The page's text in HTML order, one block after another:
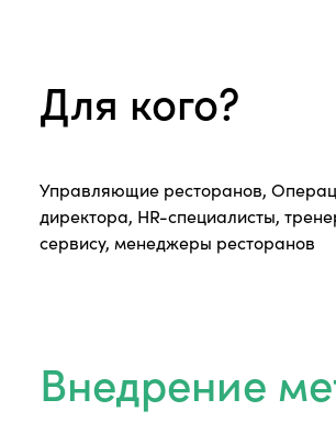
Для кого?
Управляющие ресторанов,
директора, HR-специалисты,
сервису, менеджеры ресторанов
Внедрение